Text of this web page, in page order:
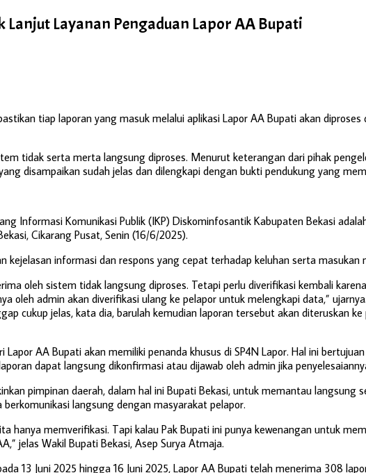
Lanjut Layanan Pengaduan Lapor AA Bupati
tiap laporan yang masuk melalui aplikasi Lapor AA Bupati akan
tidak serta merta langsung diproses. Menurut keterangan dari pihak
disampaikan sudah jelas dan dilengkapi dengan bukti pendukung yang
Informasi Komunikasi Publik (IKP) Diskominfosantik Kabupaten Bekasi
Cikarang Pusat, Senin (16/6/2025).
kejelasan informasi dan respons yang cepat terhadap keluhan serta masukan
oleh sistem tidak langsung diproses. Tetapi perlu diverifikasi kembali
oleh admin akan diverifikasi ulang ke pelapor untuk melengkapi data,” ujarnya.
cukup jelas, kata dia, barulah kemudian laporan tersebut akan diteruskan
Lapor AA Bupati akan memiliki penanda khusus di SP4N Lapor. Hal ini
dapat langsung dikonfirmasi atau dijawab oleh admin jika
pimpinan daerah, dalam hal ini Bupati Bekasi, untuk memantau
langsung dengan masyarakat pelapor.
hanya memverifikasi. Tapi kalau Pak Bupati ini punya kewenangan untuk
jelas Wakil Bupati Bekasi, Asep Surya Atmaja.
13 Juni 2025 hingga 16 Juni 2025, Lapor AA Bupati telah menerima 308